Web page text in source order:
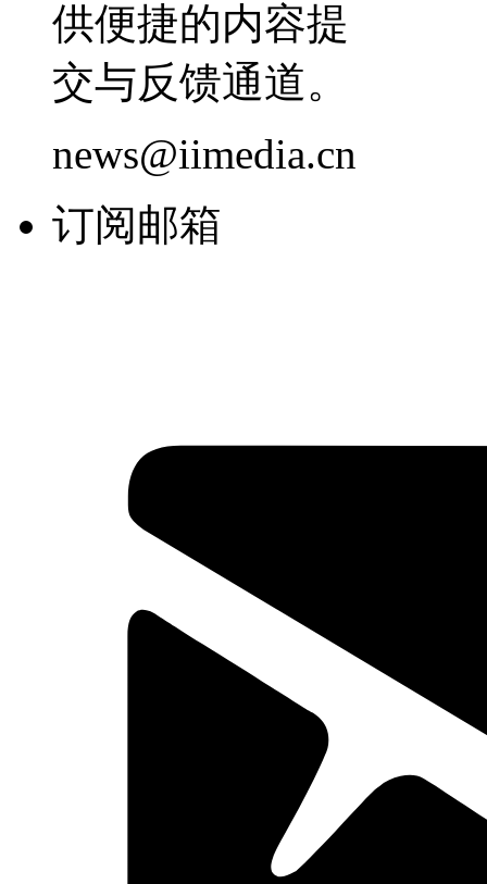
供便捷的内容提
交与反馈通道。
news@iimedia.cn
订阅邮箱